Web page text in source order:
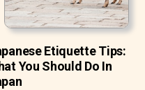
Etiquette Tips:
You Should Do In